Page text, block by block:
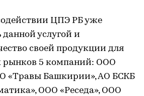
ЦПЭ РБ уже
данной услугой и
своей продукции для
5 компаний: ООО
«Травы Башкирии», АО БСКБ
ООО «Реседа», ООО